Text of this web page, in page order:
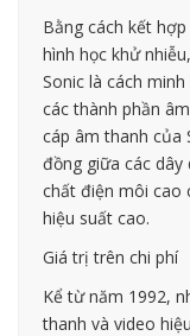
Bằng cách kết
hình học khử
Sonic là cách
các thành phần
cáp âm thanh của
đồng giữa các dây
chất điện môi cao
hiệu suất cao.
Giá trị trên chi phí
Kể từ năm 1992,
thanh và video